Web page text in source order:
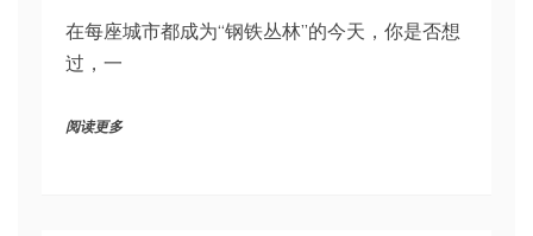
在每座城市都成为“钢铁丛林”的今天，你是否想
过，一
阅读更多